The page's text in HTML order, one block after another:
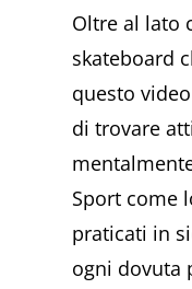
Oltre al lato
skateboard
questo
di trovare
Sport come
praticati in
ogni dovuta